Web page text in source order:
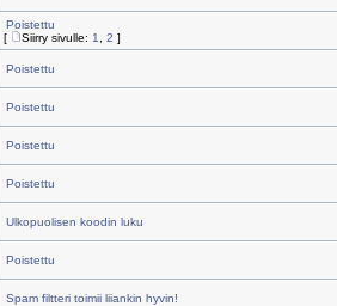
Poistettu
[
Siirry sivulle: 1 2 ]
Poistettu
Poistettu
Poistettu
Poistettu
Ulkopuolisen koodin luku
Poistettu
Spam filtteri toimii liiankin hyvin!